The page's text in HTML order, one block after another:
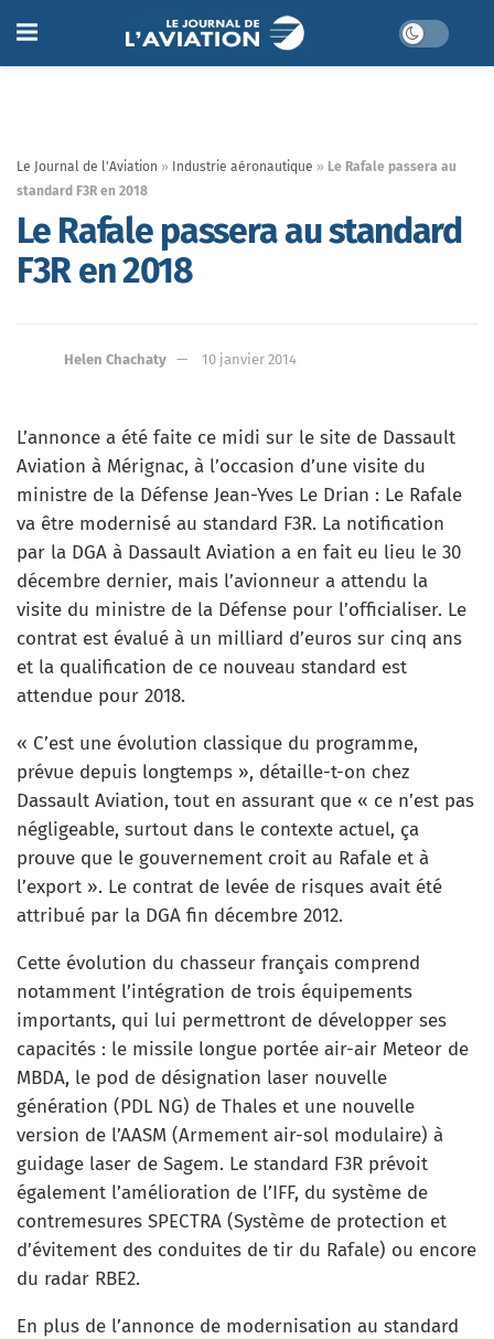
Le Journal de l'Aviation » Industrie aéronautique » Le Rafale passera au
standard F3R en 2018
Le Rafale passera au standard
F3R en 2018
Helen Chachaty 10 janvier 2014
L’annonce a été faite ce midi sur le site de Dassault
Aviation à Mérignac, à l’occasion d’une visite du
ministre de la Défense Jean-Yves Le Drian : Le Rafale
va être modernisé au standard F3R. La notification
par la DGA à Dassault Aviation a en fait eu lieu le 30
décembre dernier, mais l’avionneur a attendu la
visite du ministre de la Défense pour l’officialiser. Le
contrat est évalué à un milliard d’euros sur cinq ans
et la qualification de ce nouveau standard est
attendue pour 2018.
« C’est une évolution classique du programme,
prévue depuis longtemps », détaille-t-on chez
Dassault Aviation, tout en assurant que « ce n’est pas
négligeable, surtout dans le contexte actuel, ça
prouve que le gouvernement croit au Rafale et à
l’export ». Le contrat de levée de risques avait été
attribué par la DGA fin décembre 2012.
Cette évolution du chasseur français comprend
notamment l’intégration de trois équipements
importants, qui lui permettront de développer ses
capacités : le missile longue portée air-air Meteor de
MBDA, le pod de désignation laser nouvelle
génération (PDL NG) de Thales et une nouvelle
version de l’AASM (Armement air-sol modulaire) à
guidage laser de Sagem. Le standard F3R prévoit
également l’amélioration de l’IFF, du système de
contremesures SPECTRA (Système de protection et
d’évitement des conduites de tir du Rafale) ou encore
du radar RBE2.
En plus de l’annonce de modernisation au standard